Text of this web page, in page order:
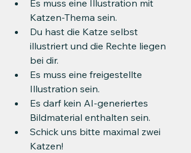
Es muss eine Illustration mit
Katzen-Thema sein.
Du hast die Katze selbst
illustriert und die Rechte liegen
bei dir.
Es muss eine freigestellte
Illustration sein.
Es darf kein AI-generiertes
Bildmaterial enthalten sein.
Schick uns bitte maximal zwei
Katzen!